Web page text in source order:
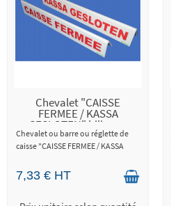
Chevalet "CAISSE
FERMEE / KASSA
GESLOTEN" bilingue
Chevalet ou barre ou réglette de
caisse "CAISSE FERMEE / KASSA
face néerlandais
7,33 € HT